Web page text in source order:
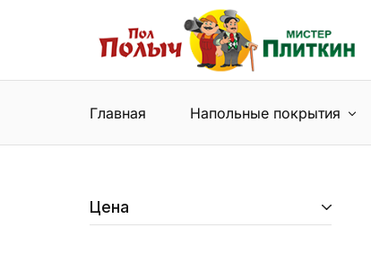
Пол
Полыч
Плиткин
Сеть
магазинов
и
керамической
Главная Напольные покрытия
Цена